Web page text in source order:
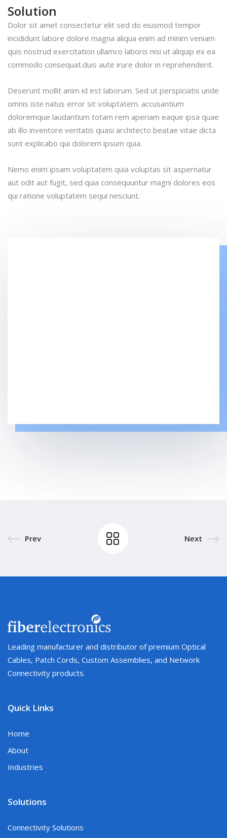
Solution
Dolor sit amet consectetur elit sed do eiusmod tempor
incididunt labore dolore magna aliqua enim ad minim veniam
quis nostrud exercitation ullamco laboris nisi ut aliquip ex ea
commodo consequat.duis aute irure dolor in reprehenderit.
Deserunt mollit anim id est laborum. Sed ut perspiciatis unde
omnis iste natus error sit voluptatem. accusantium
doloremque laudantium totam rem aperiam eaque ipsa quae
ab illo inventore veritatis quasi architecto beatae vitae dicta
sunt explicabo qui dolorem ipsum quia.
Nemo enim ipsam voluptatem quia voluptas sit aspernatur
aut odit aut fugit, sed quia consequuntur magni dolores eos
qui ratione voluptatem sequi nesciunt.
Prev Next
Leading manufacturer and distributor of premium Optical
Cables, Patch Cords, Custom Assemblies, and Network
Connectivity products.
Quick Links
Home
About
Industries
Solutions
Connectivity Solutions